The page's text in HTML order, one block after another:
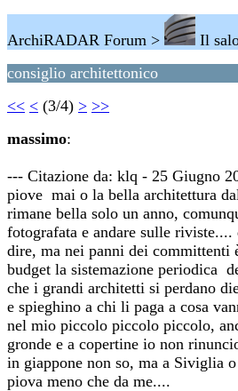
ArchiRADAR Forum >
Il
consiglio architettonico
<< < (3/4) > >>
massimo:
--- Citazione da: klq - 25 Giugno
piove mai o la bella architettura
rimane bella solo un anno,
fotografata e andare sulle riviste....
dire, ma nei panni dei committenti
budget la sistemazione periodica
che i grandi architetti si perdano
e spieghino a chi li paga a cosa
nel mio piccolo piccolo piccolo,
gronde e a copertine io non
in giappone non so, ma a Siviglia
piova meno che da me....